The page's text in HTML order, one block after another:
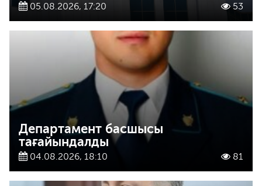
05.08.2026, 17:20 53
Департамент басшысы
тағайындалды
04.08.2026, 18:10 81